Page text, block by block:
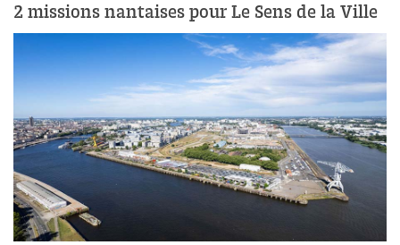
2 missions nantaises pour Le Sens de la Ville